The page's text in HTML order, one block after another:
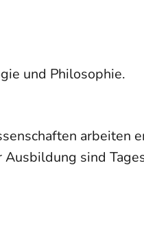
und Philosophie.
arbeiten
sind